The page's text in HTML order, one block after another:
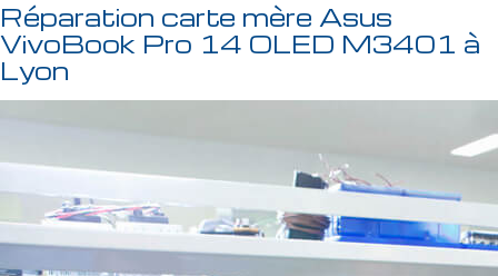
Réparation carte mère Asus
VivoBook Pro 14 OLED M3401 à
Lyon